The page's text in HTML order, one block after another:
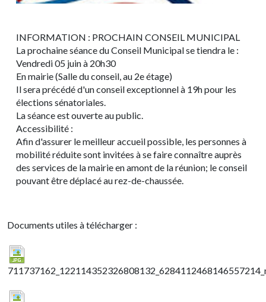
INFORMATION : PROCHAIN CONSEIL MUNICIPAL
La prochaine séance du Conseil Municipal se tiendra le :
Vendredi 05 juin à 20h30
En mairie (Salle du conseil, au 2e étage)
Il sera précédé d'un conseil exceptionnel à 19h pour les
élections sénatoriales.
La séance est ouverte au public.
Accessibilité :
Afin d'assurer le meilleur accueil possible, les personnes à
mobilité réduite sont invitées à se faire connaître auprès
des services de la mairie en amont de la réunion; le conseil
pouvant être déplacé au rez-de-chaussée.
Documents utiles à télécharger :